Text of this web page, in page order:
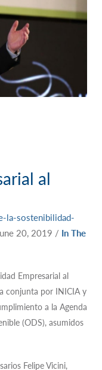
al
la-sostenibilidad-
20, 2019 / In The
Empresarial al
conjunta por INICIA y
a la Agenda
(ODS), asumidos
Felipe Vicini,